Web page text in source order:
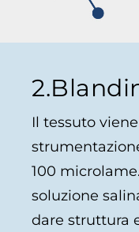
Il tessuto
100
soluzione
dare struttura